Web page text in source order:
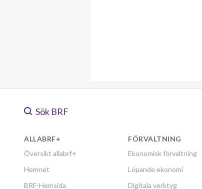
Sök BRF
ALLABRF+
Översikt allabrf+
Hemnet
BRF-Hemsida
FÖRVALTNING
Ekonomisk förvaltning
Löpande ekonomi
Digitala verktyg